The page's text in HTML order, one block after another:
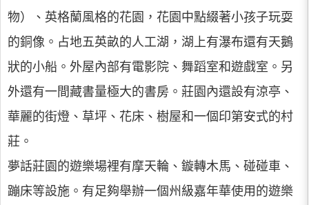
物）、英格蘭風格的花園，花園中點綴著小孩子玩耍
的銅像。占地五英畝的人工湖，湖上有瀑布還有天鵝
狀的小船。外屋內部有電影院、舞蹈室和遊戲室。另
外還有一間藏書量極大的書房。莊園內還設有涼亭、
華麗的街燈、草坪、花床、樹屋和一個印第安式的村
莊。
夢話莊園的遊樂場裡有摩天輪、鏇轉木馬、碰碰車、
蹦床等設施。有足夠舉辦一個州級嘉年華使用的遊樂